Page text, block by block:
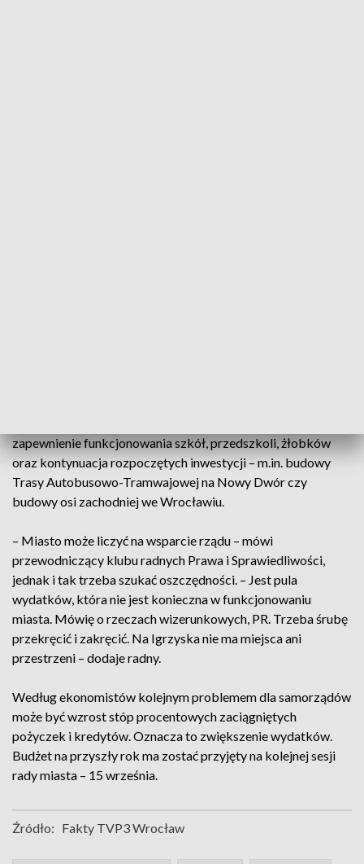
zapewnienie funkcjonowania szkół, przedszkoli, żłobków
oraz kontynuacja rozpoczętych inwestycji – m.in. budowy
Trasy Autobusowo-Tramwajowej na Nowy Dwór czy
budowy osi zachodniej we Wrocławiu.
– Miasto może liczyć na wsparcie rządu – mówi
przewodniczący klubu radnych Prawa i Sprawiedliwości,
jednak i tak trzeba szukać oszczędności. – Jest pula
wydatków, która nie jest konieczna w funkcjonowaniu
miasta. Mówię o rzeczach wizerunkowych, PR. Trzeba śrubę
przekręcić i zakręcić. Na Igrzyska nie ma miejsca ani
przestrzeni – dodaje radny.
Według ekonomistów kolejnym problemem dla samorządów
może być wzrost stóp procentowych zaciągniętych
pożyczek i kredytów. Oznacza to zwiększenie wydatków.
Budżet na przyszły rok ma zostać przyjęty na kolejnej sesji
rady miasta – 15 września.
Źródło: Fakty TVP3 Wrocław